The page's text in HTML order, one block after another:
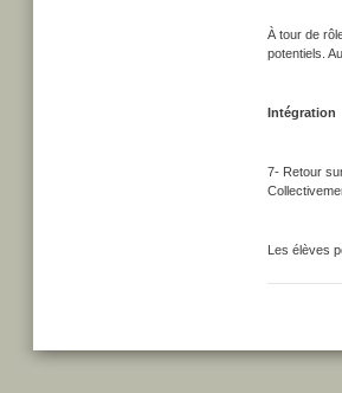
À tour de
potentiels.
Intégration
7- Retour
Les élèves